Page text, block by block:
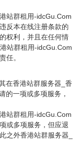
站群租用-idcGu.Com
反本在线注册条款的
权利，并且在任何情
站群租用-idcGu.Com
任。
在香港站群服务器_香
的一项或多项服务，
站群租用-idcGu.Com
或多项服务，但应退
之外香港站群服务器_